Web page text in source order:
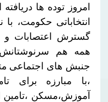
امروز توده ها
انتخاباتی حکومت، با
گسترش اعتصابات و
همه هم
جنبش های اجتماعی
،با مبارزه برای
آموزش،مسکن ،تامین